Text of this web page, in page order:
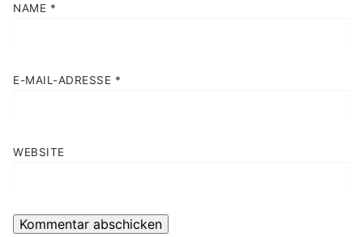
NAME *
E-MAIL-ADRESSE *
WEBSITE